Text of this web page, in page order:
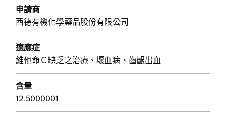
申請商
西德有機化學藥品股份有限公司
適應症
維他命Ｃ缺乏之治療、壞血病、齒齦出血
含量
12.5000001